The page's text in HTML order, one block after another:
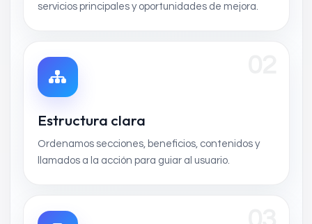
servicios principales y oportunidades de mejora.
Estructura clara
Ordenamos secciones, beneficios, contenidos y
llamados a la acción para guiar al usuario.